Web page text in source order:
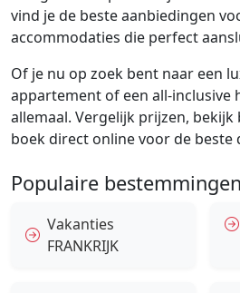
vind je de beste aanbiedingen
accommodaties die perfect
Of je nu op zoek bent naar een
appartement of een all-inclusive
allemaal. Vergelijk prijzen, bekijk
boek direct online voor de beste
Populaire
Vakanties
FRANKRIJK